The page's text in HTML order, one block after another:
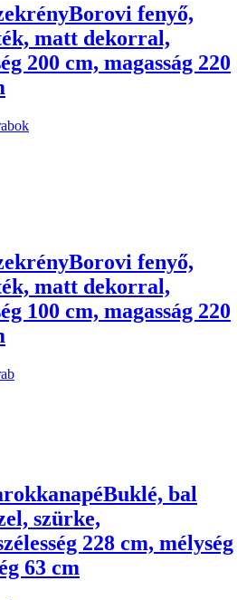
Borovi fenyő,
matt dekorral,
200 cm, magasság 220
Borovi fenyő,
matt dekorral,
100 cm, magasság 220
Buklé, bal
szürke,
228 cm, mélység
63 cm